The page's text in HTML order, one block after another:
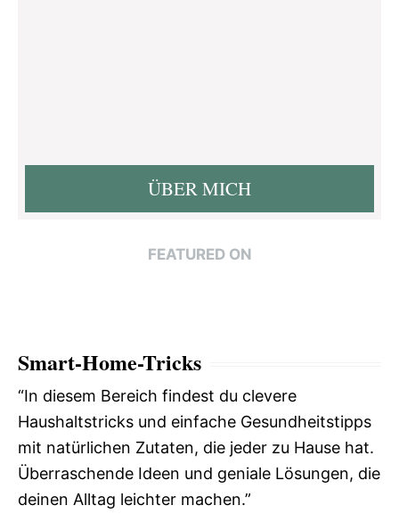
ÜBER MICH
FEATURED ON
Smart-Home-Tricks
“In diesem Bereich findest du clevere
Haushaltstricks und einfache Gesundheitstipps
mit natürlichen Zutaten, die jeder zu Hause hat.
Überraschende Ideen und geniale Lösungen, die
deinen Alltag leichter machen.”